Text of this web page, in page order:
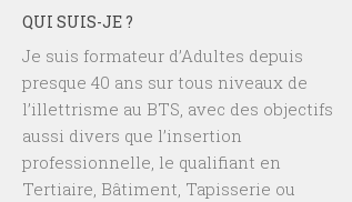
QUI SUIS-JE ?
Je suis formateur d’Adultes depuis
presque 40 ans sur tous niveaux de
l’illettrisme au BTS, avec des objectifs
aussi divers que l’insertion
professionnelle, le qualifiant en
Tertiaire, Bâtiment, Tapisserie ou